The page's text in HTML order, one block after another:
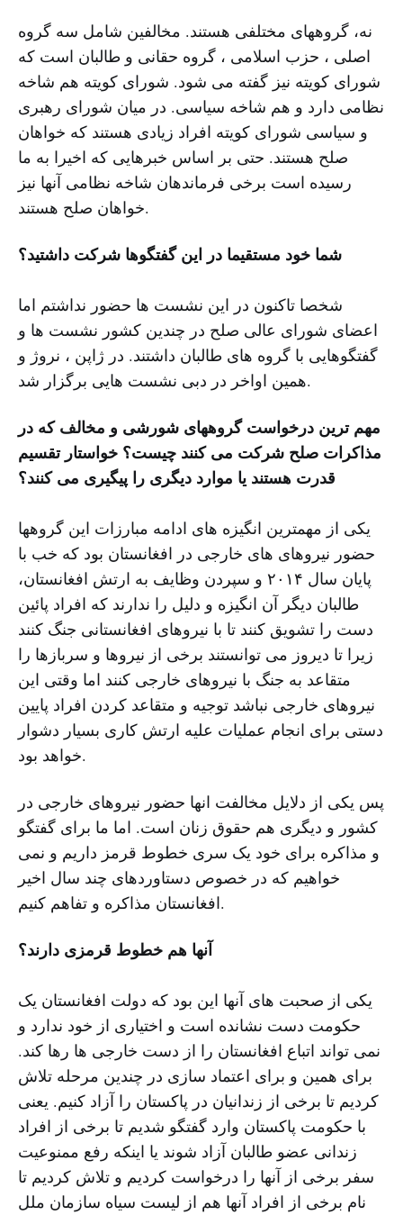
نه، گروههای مختلفی هستند. مخالفین شامل سه گروه
اصلی ، حزب اسلامی ، گروه حقانی و طالبان است که
شورای کویته نیز گفته می شود. شورای کویته هم شاخه
نظامی دارد و هم شاخه سیاسی. در میان شورای رهبری
و سیاسی شورای کویته افراد زیادی هستند که خواهان
صلح هستند. حتی بر اساس خبرهایی که اخیرا به ما
رسیده است برخی فرماندهان شاخه نظامی آنها نیز
خواهان صلح هستند.
شما خود مستقیما در این گفتگوها شرکت داشتید؟
شخصا تاکنون در این نشست ها حضور نداشتم اما
اعضای شورای عالی صلح در چندین کشور نشست ها و
گفتگوهایی با گروه های طالبان داشتند. در ژاپن ، نروژ و
همین اواخر در دبی نشست هایی برگزار شد.
مهم ترین درخواست گروههای شورشی و مخالف که در
مذاکرات صلح شرکت می کنند چیست؟ خواستار تقسیم
قدرت هستند یا موارد دیگری را پیگیری می کنند؟
یکی از مهمترین انگیزه های ادامه مبارزات این گروهها
حضور نیروهای های خارجی در افغانستان بود که خب با
پایان سال ۲۰۱۴ و سپردن وظایف به ارتش افغانستان،
طالبان دیگر آن انگیزه و دلیل را ندارند که افراد پائین
دست را تشویق کنند تا با نیروهای افغانستانی جنگ کنند
زیرا تا دیروز می توانستند برخی از نیروها و سربازها را
متقاعد به جنگ با نیروهای خارجی کنند اما وقتی این
نیروهای خارجی نباشد توجیه و متقاعد کردن افراد پایین
دستی برای انجام عملیات علیه ارتش کاری بسیار دشوار
خواهد بود.
پس یکی از دلایل مخالفت انها حضور نیروهای خارجی در
کشور و دیگری هم حقوق زنان است. اما ما برای گفتگو
و مذاکره برای خود یک سری خطوط قرمز داریم و نمی
خواهیم که در خصوص دستاوردهای چند سال اخیر
افغانستان مذاکره و تفاهم کنیم.
آنها هم خطوط قرمزی دارند؟
یکی از صحبت های آنها این بود که دولت افغانستان یک
حکومت دست نشانده است و اختیاری از خود ندارد و
نمی تواند اتباع افغانستان را از دست خارجی ها رها کند.
برای همین و برای اعتماد سازی در چندین مرحله تلاش
کردیم تا برخی از زندانیان در پاکستان را آزاد کنیم. یعنی
با حکومت پاکستان وارد گفتگو شدیم تا برخی از افراد
زندانی عضو طالبان آزاد شوند یا اینکه رفع ممنوعیت
سفر برخی از آنها را درخواست کردیم و تلاش کردیم تا
نام برخی از افراد آنها هم از لیست سیاه سازمان ملل